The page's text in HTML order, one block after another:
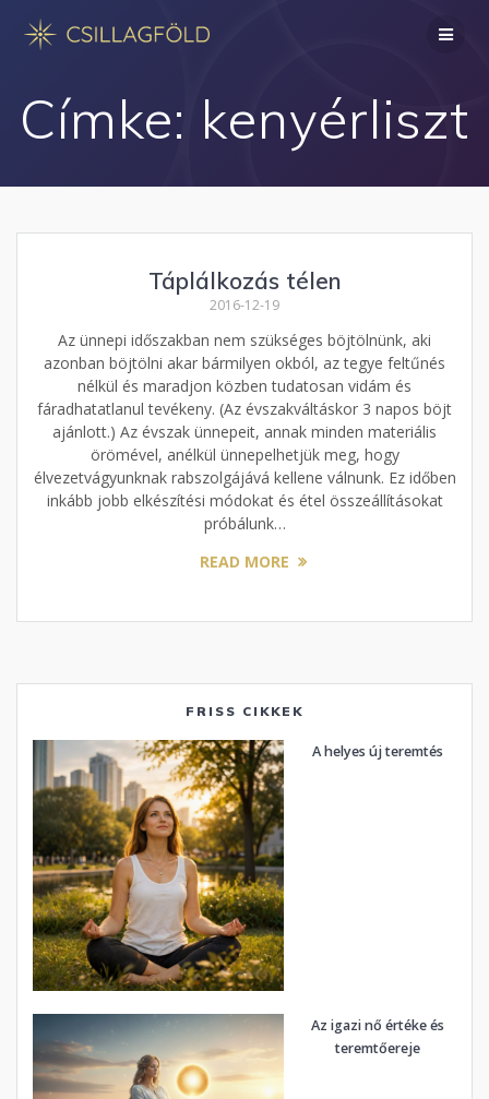
Címke: kenyérliszt
Táplálkozás télen
2016-12-19
Az ünnepi időszakban nem szükséges böjtölnünk, aki
azonban böjtölni akar bármilyen okból, az tegye feltűnés
nélkül és maradjon közben tudatosan vidám és
fáradhatatlanul tevékeny. (Az évszakváltáskor 3 napos böjt
ajánlott.) Az évszak ünnepeit, annak minden materiális
örömével, anélkül ünnepelhetjük meg, hogy
élvezetvágyunknak rabszolgájává kellene válnunk. Ez időben
inkább jobb elkészítési módokat és étel összeállításokat
próbálunk…
READ MORE
FRISS CIKKEK
A helyes új teremtés
Az igazi nő értéke és
teremtőereje